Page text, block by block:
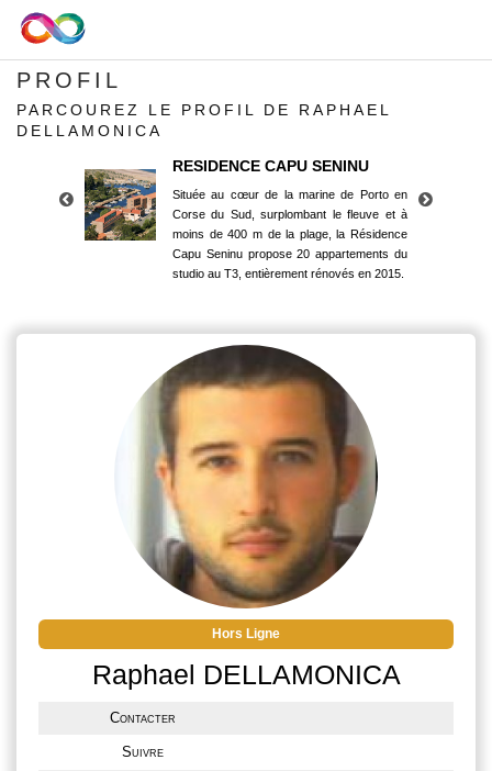
PROFIL
PARCOUREZ LE PROFIL DE RAPHAEL
DELLAMONICA
RESIDENCE CAPU SENINU
Située au cœur de la marine de Porto en
Corse du Sud, surplombant le fleuve et à
moins de 400 m de la plage, la Résidence
Capu Seninu propose 20 appartements du
studio au T3, entièrement rénovés en 2015.
Corse du Sud, surplombant le fleuve et à
moins de 400 m de la plage, la Résidence
Capu Seninu propose 20 appartements du
studio au T3, entièrement rénovés en 2015.
Hors Ligne
Raphael DELLAMONICA
Contacter
Suivre